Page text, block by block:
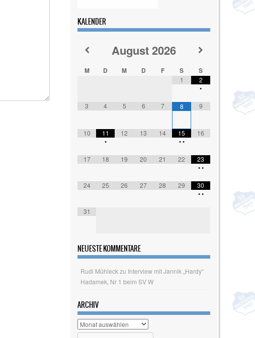
KALENDER
August2026
M D M D F S S
1 2
•
3 4 5 6 7 8 9
10 11
•
12 13 14 15
••
16
17 18 19 20 21 22 23
••
24 25 26 27 28 29 30
••
31
NEUESTE KOMMENTARE
Rudi Mühleck zu Interview mit Jannik „Hardy“
Hadamek, Nr 1 beim SV W
ARCHIV
Archiv